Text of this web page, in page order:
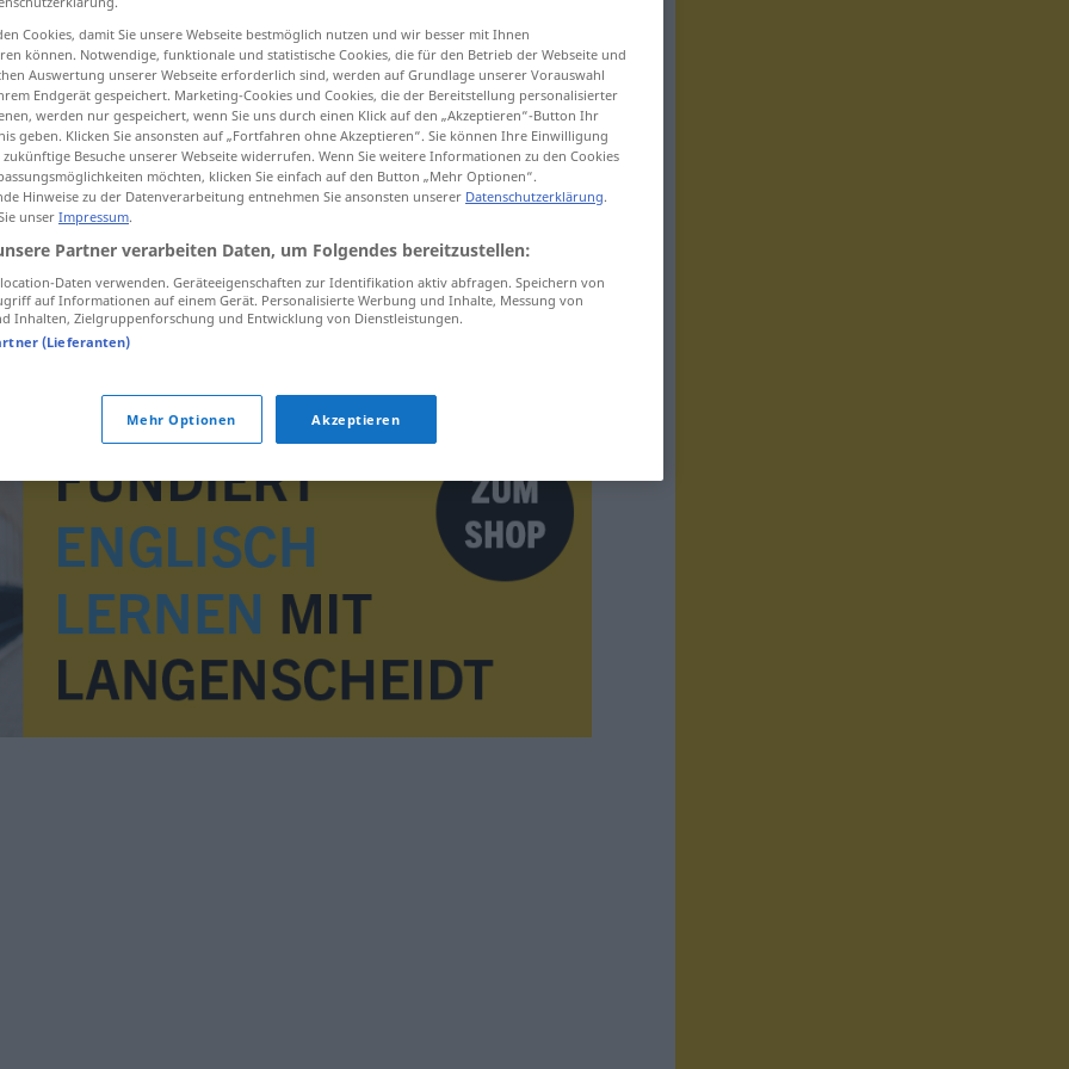
ZerstäubungAtomisierung
Zerstäubung Sprühen
Cookies, damit Sie unsere Webseite bestmöglich nutzen und wir besser mit Ihnen
können. Notwendige, funktionale und statistische Cookies, die für den Betrieb der Webseite und
Auswertung unserer Webseite erforderlich sind, werden auf Grundlage unserer Vorauswahl
Endgerät gespeichert. Marketing-Cookies und Cookies, die der Bereitstellung personalisierter
werden nur gespeichert, wenn Sie uns durch einen Klick auf den „Akzeptieren“-Button Ihr
geben. Klicken Sie ansonsten auf „Fortfahren ohne Akzeptieren“. Sie können Ihre Einwilligung
Besuche unserer Webseite widerrufen. Wenn Sie weitere Informationen zu den Cookies
möchten, klicken Sie einfach auf den Button „Mehr Optionen“.
Hinweise zu der Datenverarbeitung entnehmen Sie ansonsten unserer Datenschutzerklärung.
unser Impressum.
Partner verarbeiten Daten, um Folgendes bereitzustellen:
Daten verwenden. Geräteeigenschaften zur Identifikation aktiv abfragen. Speichern von
auf Informationen auf einem Gerät. Personalisierte Werbung und Inhalte, Messung von
Inhalten, Zielgruppenforschung und Entwicklung von Dienstleistungen.
(Lieferanten)
Mehr Optionen Akzeptieren